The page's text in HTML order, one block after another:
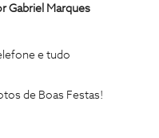
Gabriel Marques
e tudo
de Boas Festas!